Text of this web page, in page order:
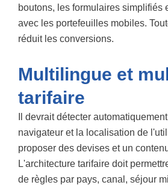
boutons, les formulaires simplifiés
avec les portefeuilles mobiles.
réduit les conversions.
Multilingue et
tarifaire
Il devrait détecter
navigateur et la localisation de
proposer des devises et un
L'architecture tarifaire doit
de règles par pays, canal, séjour